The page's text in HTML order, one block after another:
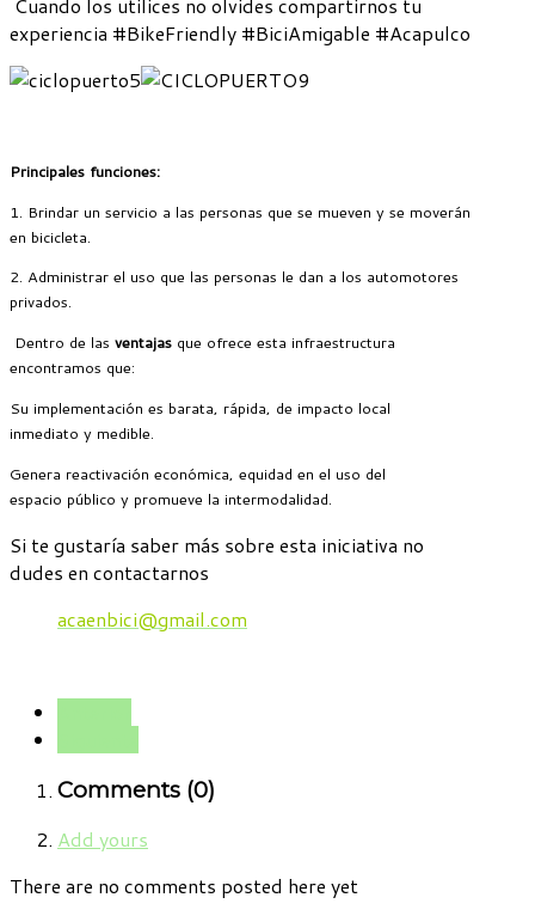
experiencia #BikeFriendly #BiciAmigable #Acapulco
Principales funciones:
1. Brindar un servicio a las personas que se mueven y se moverán
en bicicleta.
2. Administrar el uso que las personas le dan a los automotores
privados.
Dentro de las ventajas que ofrece esta infraestructura
encontramos que:
Su implementación es barata, rápida, de impacto local
inmediato y medible.
Genera reactivación económica, equidad en el uso del
espacio público y promueve la intermodalidad.
Si te gustaría saber más sobre esta iniciativa no
dudes en contactarnos
acaenbici@gmail.com
Comments (0)
Add yours
There are no comments posted here yet